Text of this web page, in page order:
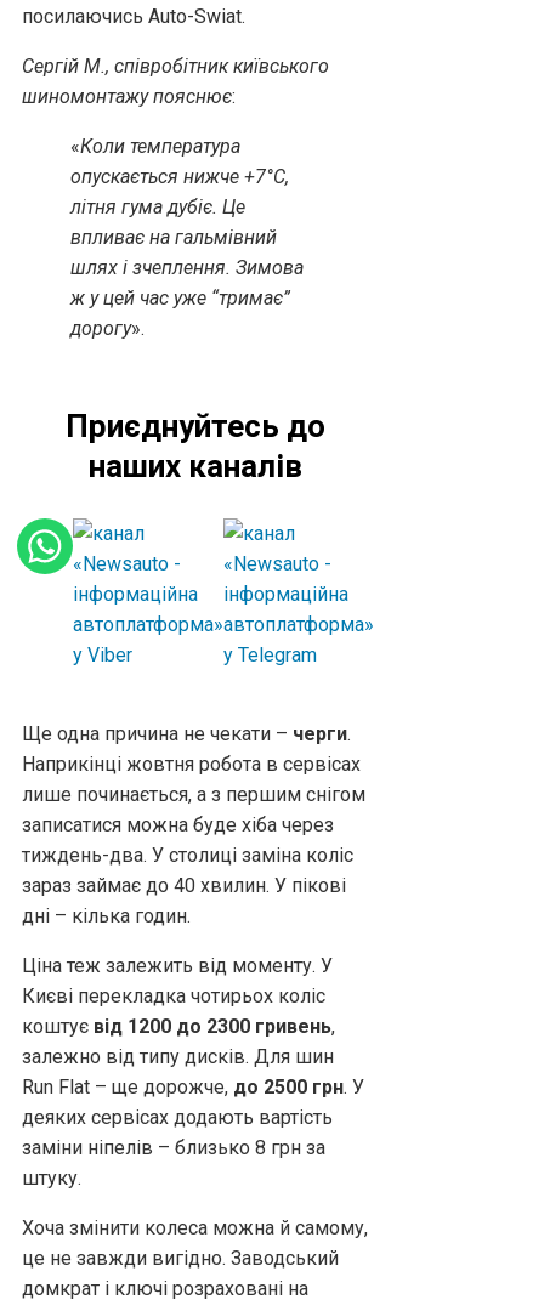
посилаючись Auto-Swiat.
Сергій М., співробітник київського
шиномонтажу пояснює:
«Коли температура
опускається нижче +7°C,
літня гума дубіє. Це
впливає на гальмівний
шлях і зчеплення. Зимова
ж у цей час уже “тримає”
дорогу».
Приєднуйтесь до
наших каналів
Ще одна причина не чекати – черги.
Наприкінці жовтня робота в сервісах
лише починається, а з першим снігом
записатися можна буде хіба через
тиждень-два. У столиці заміна коліс
зараз займає до 40 хвилин. У пікові
дні – кілька годин.
Ціна теж залежить від моменту. У
Києві перекладка чотирьох коліс
коштує від 1200 до 2300 гривень,
залежно від типу дисків. Для шин
Run Flat – ще дорожче, до 2500 грн. У
деяких сервісах додають вартість
заміни ніпелів – близько 8 грн за
штуку.
Хоча змінити колеса можна й самому,
це не завжди вигідно. Заводський
домкрат і ключі розраховані на